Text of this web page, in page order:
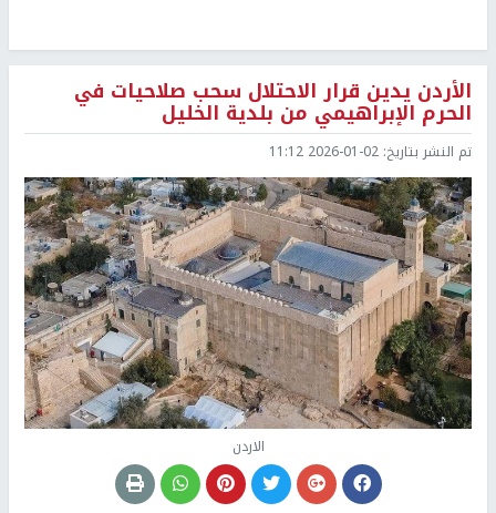
الأردن يدين قرار الاحتلال سحب صلاحيات في
الحرم الإبراهيمي من بلدية الخليل
تم النشر بتاريخ: 2026-01-02 11:12
الاردن